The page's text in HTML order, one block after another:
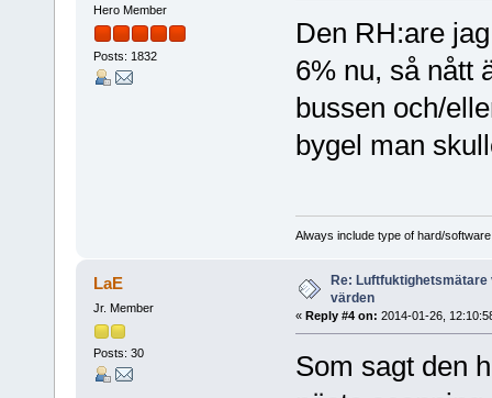
Hero Member
Posts: 1832
Den RH:are
6% nu, så nått
bussen och/
bygel man
Always include type of hard/
LaE
Jr. Member
Posts: 30
Re:
värden
« Reply #4 on: 2014-01-26,
Som sagt den